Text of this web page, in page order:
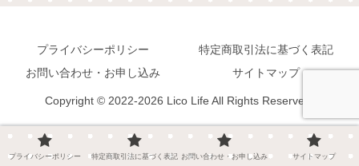
プライバシーポリシー
特定商取引法に基づく表記
お問い合わせ・お申し込み
サイトマップ
Copyright © 2022-2026 Lico Life All Rights Reserved.
プライバシーポリシー 特定商取引法に基づく表記 お問い合わせ・お申し込み サイトマップ